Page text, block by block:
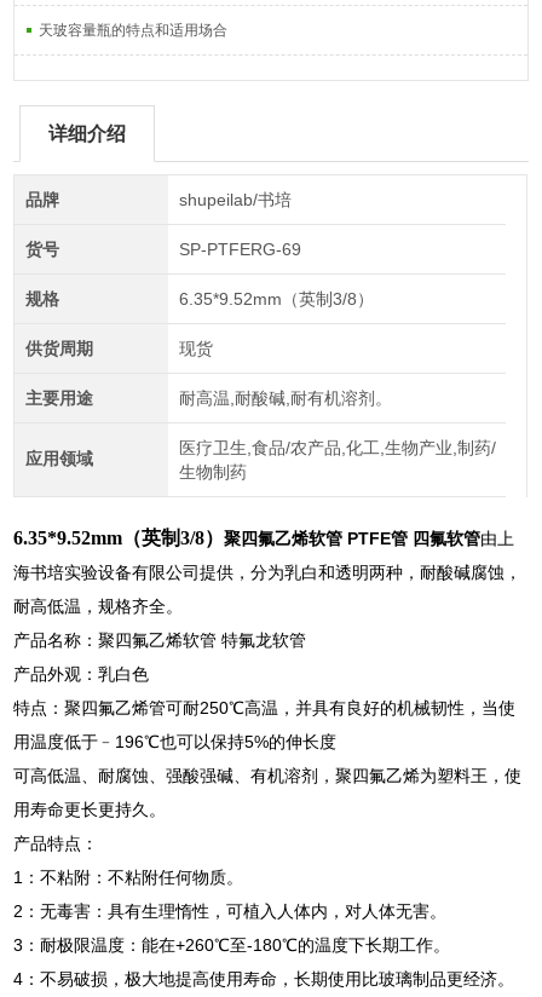
天玻容量瓶的特点和适用场合
详细介绍
品牌 shupeilab/书培
货号 SP-PTFERG-69
规格 6.35*9.52mm（英制3/8）
供货周期 现货
主要用途 耐高温,耐酸碱,耐有机溶剂。
应用领域
医疗卫生,食品/农产品,化工,生物产业,制药/
生物制药
6.35*9.52mm（英制3/8）聚四氟乙烯软管 PTFE管 四氟软管由上
海书培实验设备有限公司提供，分为乳白和透明两种，耐酸碱腐蚀，
耐高低温，规格齐全。
产品名称：聚四氟乙烯软管 特氟龙软管
产品外观：乳白色
特点：聚四氟乙烯管可耐250℃高温，并具有良好的机械韧性，当使
用温度低于﹣196℃也可以保持5%的伸长度
可高低温、耐腐蚀、强酸强碱、有机溶剂，聚四氟乙烯为塑料王，使
用寿命更长更持久。
产品特点：
1：不粘附：不粘附任何物质。
2：无毒害：具有生理惰性，可植入人体内，对人体无害。
3：耐极限温度：能在+260℃至-180℃的温度下长期工作。
4：不易破损，极大地提高使用寿命，长期使用比玻璃制品更经济。